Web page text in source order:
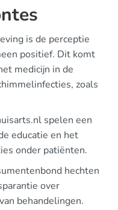
is de perceptie
positief. Dit komt
medicijn in de
zoals
spelen een
educatie en het
onder patiënten.
hechten
over
behandelingen.